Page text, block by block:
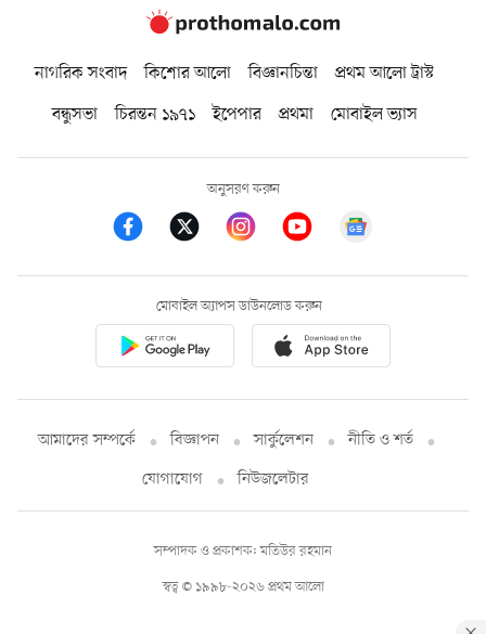
নাগরিক সংবাদ কিশোর আলো বিজ্ঞানচিন্তা
প্রথম আলো ট্রাস্ট
বন্ধুসভা
চিরন্তন ১৯৭১ ইপেপার প্রথমা মোবাইল ভ্যাস
অনুসরণ করুন
মোবাইল অ্যাপস ডাউনলোড করুন
আমাদের সম্পর্কে বিজ্ঞাপন সার্কুলেশন
নীতি ও শর্ত
যোগাযোগ
নিউজলেটার
স্বত্ব © ১৯৯৮-২০২৬ প্রথম আলো
সম্পাদক ও প্রকাশক: মতিউর রহমান